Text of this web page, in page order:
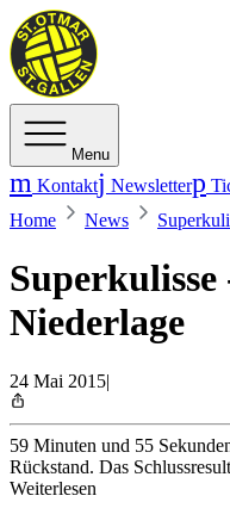
Menu
Kontakt Newsletter
Home
News
Niederlage
24 Mai 2015|
59 Minuten und 55
Rückstand. Das
Weiterlesen